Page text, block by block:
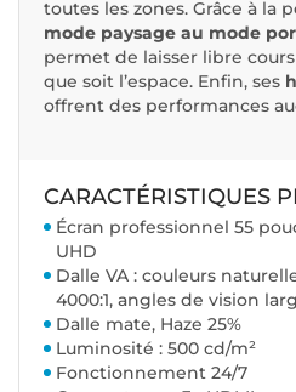
toutes les zones. Grâce à la
mode paysage au mode
permet de laisser libre
que soit l’espace. Enfin, ses
offrent des performances
CARACTÉRISTIQUES
Écran professionnel 55
UHD
Dalle VA : couleurs
4000:1, angles de vision
Dalle mate, Haze 25%
Luminosité : 500 cd/m²
Fonctionnement 24/7